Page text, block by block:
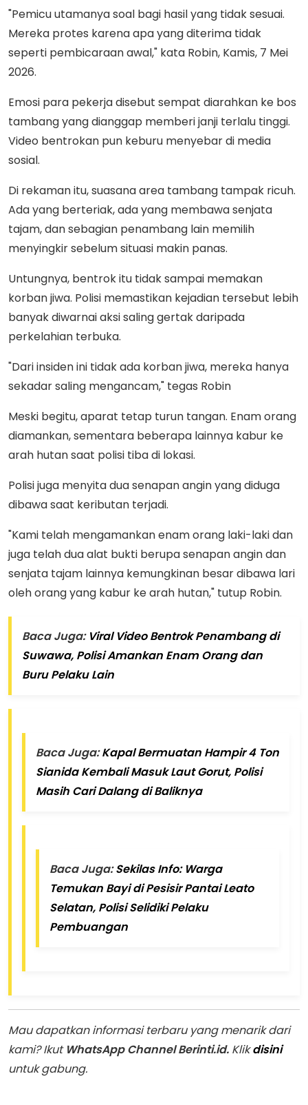
"Pemicu utamanya soal bagi hasil yang tidak sesuai.
Mereka protes karena apa yang diterima tidak
seperti pembicaraan awal," kata Robin, Kamis, 7 Mei
2026.
Emosi para pekerja disebut sempat diarahkan ke bos
tambang yang dianggap memberi janji terlalu tinggi.
Video bentrokan pun keburu menyebar di media
sosial.
Di rekaman itu, suasana area tambang tampak ricuh.
Ada yang berteriak, ada yang membawa senjata
tajam, dan sebagian penambang lain memilih
menyingkir sebelum situasi makin panas.
Untungnya, bentrok itu tidak sampai memakan
korban jiwa. Polisi memastikan kejadian tersebut lebih
banyak diwarnai aksi saling gertak daripada
perkelahian terbuka.
"Dari insiden ini tidak ada korban jiwa, mereka hanya
sekadar saling mengancam," tegas Robin
Meski begitu, aparat tetap turun tangan. Enam orang
diamankan, sementara beberapa lainnya kabur ke
arah hutan saat polisi tiba di lokasi.
Polisi juga menyita dua senapan angin yang diduga
dibawa saat keributan terjadi.
"Kami telah mengamankan enam orang laki-laki dan
juga telah dua alat bukti berupa senapan angin dan
senjata tajam lainnya kemungkinan besar dibawa lari
oleh orang yang kabur ke arah hutan," tutup Robin.
Baca Juga: Viral Video Bentrok Penambang di
Suwawa, Polisi Amankan Enam Orang dan
Buru Pelaku Lain
Baca Juga:Kapal Bermuatan Hampir 4 Ton
Sianida Kembali Masuk Laut Gorut, Polisi
Masih Cari Dalang di Baliknya
Baca Juga:Sekilas Info: Warga
Temukan Bayi di Pesisir Pantai Leato
Selatan, Polisi Selidiki Pelaku
Pembuangan
Mau dapatkan informasi terbaru yang menarik dari
kami? Ikut WhatsApp Channel Berinti.id. Klikdisini
untuk gabung.